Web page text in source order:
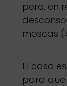
pero, en
moscas
El caso
para que